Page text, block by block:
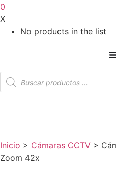
0
X
No products in the list
Inicio > Cámaras CCTV >
Zoom 42x